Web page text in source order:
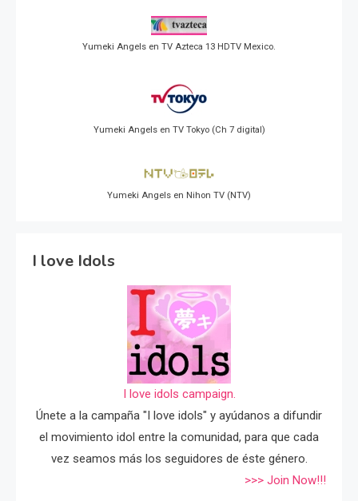
Yumeki Angels en TV Azteca 13 HDTV Mexico.
Yumeki Angels en TV Tokyo (Ch 7 digital)
Yumeki Angels en Nihon TV (NTV)
I love Idols
I love idols campaign.
Únete a la campaña "I love idols" y ayúdanos a difundir
el movimiento idol entre la comunidad, para que cada
vez seamos más los seguidores de éste género.
>>> Join Now!!!